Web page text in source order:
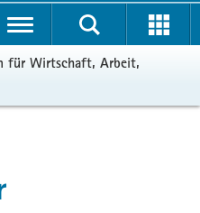
für Wirtschaft, Arbeit,